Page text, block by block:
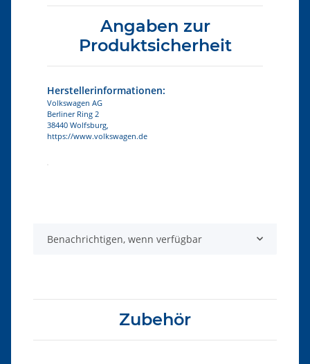
Angaben zur
Produktsicherheit
Herstellerinformationen:
Volkswagen AG
Berliner Ring 2
38440 Wolfsburg,
https://www.volkswagen.de
Benachrichtigen, wenn verfügbar
Zubehör